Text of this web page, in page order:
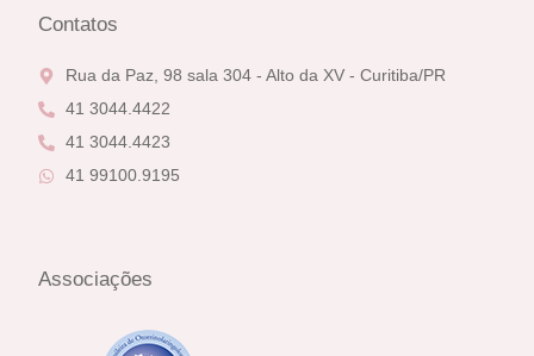
Contatos
Rua da Paz, 98 sala 304 - Alto da XV - Curitiba/PR
41 3044.4422
41 3044.4423
41 99100.9195
Associações